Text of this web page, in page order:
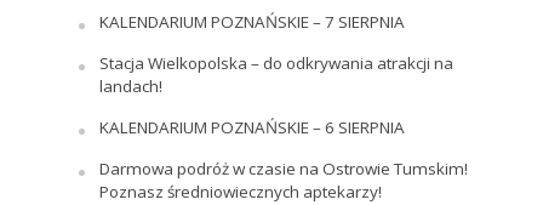
KALENDARIUM POZNAŃSKIE – 7 SIERPNIA
Stacja Wielkopolska – do odkrywania atrakcji na
landach!
KALENDARIUM POZNAŃSKIE – 6 SIERPNIA
Darmowa podróż w czasie na Ostrowie Tumskim!
Poznasz średniowiecznych aptekarzy!